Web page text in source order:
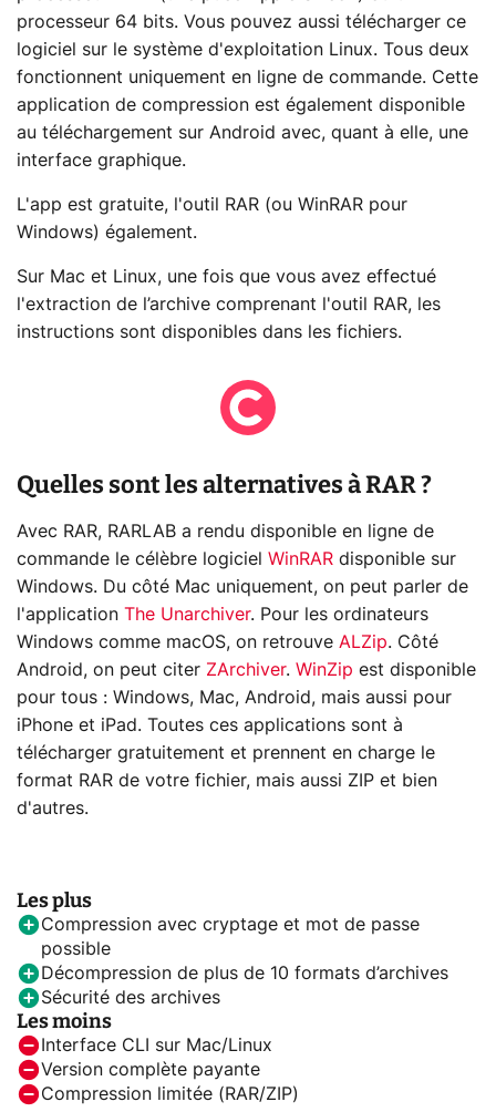
processeur 64 bits. Vous pouvez aussi télécharger ce
logiciel sur le système d'exploitation Linux. Tous deux
fonctionnent uniquement en ligne de commande. Cette
application de compression est également disponible
au téléchargement sur Android avec, quant à elle, une
interface graphique.
L'app est gratuite, l'outil RAR (ou WinRAR pour
Windows) également.
Sur Mac et Linux, une fois que vous avez effectué
l'extraction de l’archive comprenant l'outil RAR, les
instructions sont disponibles dans les fichiers.
Quelles sont les alternatives à RAR ?
Avec RAR, RARLAB a rendu disponible en ligne de
commande le célèbre logiciel WinRAR disponible sur
Windows. Du côté Mac uniquement, on peut parler de
l'application The Unarchiver. Pour les ordinateurs
Windows comme macOS, on retrouve ALZip. Côté
Android, on peut citer ZArchiver. WinZip est disponible
pour tous : Windows, Mac, Android, mais aussi pour
iPhone et iPad. Toutes ces applications sont à
télécharger gratuitement et prennent en charge le
format RAR de votre fichier, mais aussi ZIP et bien
d'autres.
Les plus
Compression avec cryptage et mot de passe
possible
Décompression de plus de 10 formats d’archives
Sécurité des archives
Les moins
Interface CLI sur Mac/Linux
Version complète payante
Compression limitée (RAR/ZIP)